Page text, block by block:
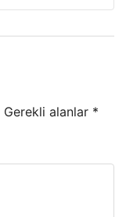
Gerekli alanlar *